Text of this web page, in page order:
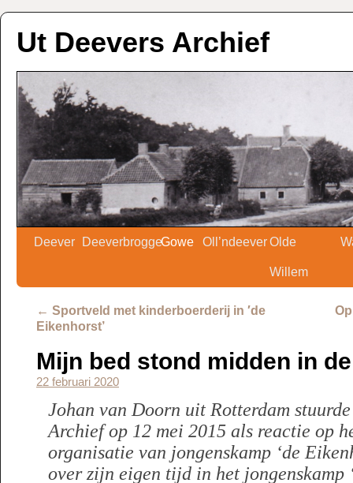
Ut Deevers Archief
Deever DeeverbroggeGowe Oll’ndeeverOlde
Willem
← Sportveld met kinderboerderij in ′de
Eikenhorst’
Mijn bed stond midden in
22 februari 2020
Johan van Doorn uit Rotterdam
Archief op 12 mei 2015 als reactie op
organisatie van jongenskamp ‘de
over zijn eigen tijd in het jongenskamp